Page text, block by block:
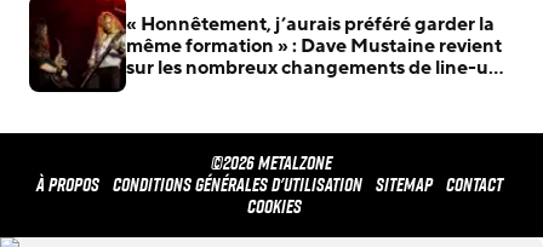
« Honnêtement, j’aurais préféré garder la
même formation » : Dave Mustaine revient
sur les nombreux changements de line-up
©2026 METALZONE
À propos Conditions générales d'utilisation Sitemap Contact
Cookies